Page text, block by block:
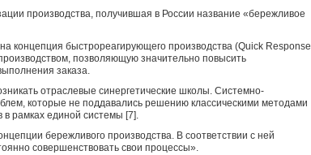
производства, получившая в России название «бережливое
концепция быстрореагирующего производства (Quick Response
позволяющую значительно повысить
заказа.
отраслевые синергетические школы. Системно-
которые не поддавались решению классическими методами
в рамках единой системы [7].
бережливого производства. В соответствии с ней
совершенствовать свои процессы».